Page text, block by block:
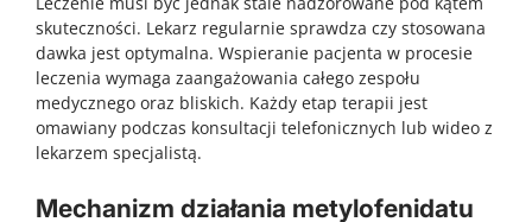
skuteczności. Lekarz regularnie sprawdza czy stosowana
dawka jest optymalna. Wspieranie pacjenta w procesie
leczenia wymaga zaangażowania całego zespołu
medycznego oraz bliskich. Każdy etap terapii jest
omawiany podczas konsultacji telefonicznych lub wideo z
lekarzem specjalistą.
Mechanizm działania metylofenidatu